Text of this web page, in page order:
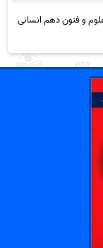
و فنون دهم انسانی